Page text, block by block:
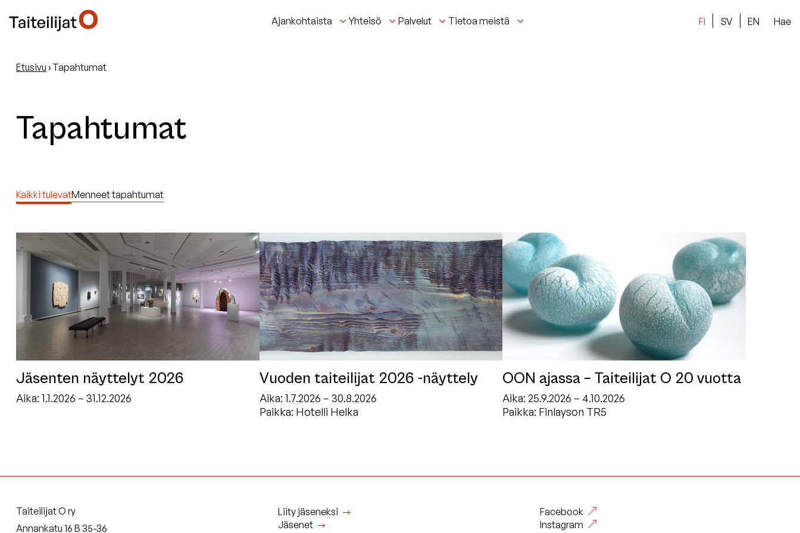
Ajankohtaista Yhteisö Palvelut Tietoa meistä FI SV EN Hae
Etusivu › Tapahtumat
Tapahtumat
Kaikki tulevatMenneet tapahtumat
Jäsenten näyttelyt 2026
Aika: 1.1.2026 – 31.12.2026
Vuoden taiteilijat 2026 -näyttely
Aika: 1.7.2026 – 30.8.2026
Paikka: Hotelli Helka
OON ajassa – Taiteilijat O 20 vuotta
Aika:25.9.2026 – 4.10.2026
Paikka: Finlayson TR5
Taiteilijat O ry
Annankatu 16 B 35-36
Liity jäseneksi
Jäsenet
Facebook
Instagram